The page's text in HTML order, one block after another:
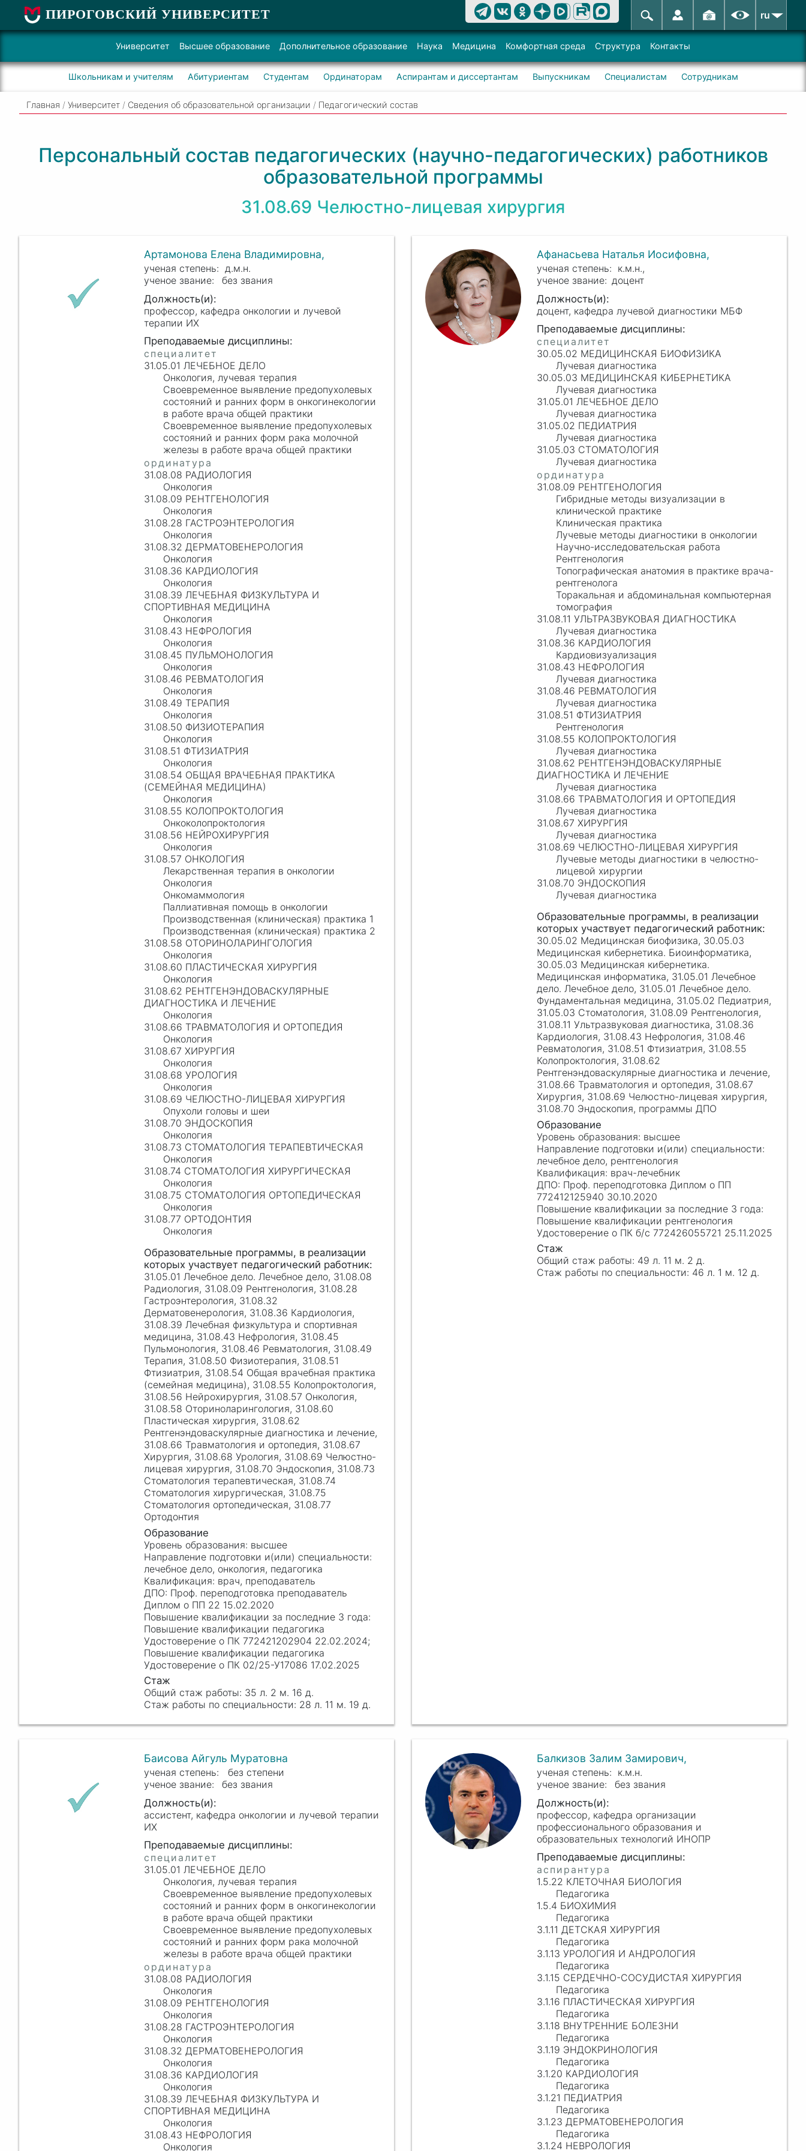
ПИРОГОВСКИЙ УНИВЕРСИТЕТ ru
Университет Высшее образование Дополнительное образование Наука Медицина Комфортная среда Структура Контакты
Школьникам и учителям Абитуриентам Студентам Ординаторам Аспирантам и диссертантам Выпускникам Специалистам Сотрудникам
Главная / Университет / Сведения об образовательной организации / Педагогический состав
Персональный состав педагогических (научно-педагогических) работников
образовательной программы
31.08.69 Челюстно-лицевая хирургия
Артамонова Елена Владимировна,
д.м.н.
без звания
профессор, кафедра онкологии и лучевой
терапии ИХ
31.05.01 ЛЕЧЕБНОЕ ДЕЛО
Онкология, лучевая терапия
Своевременное выявление предопухолевых
состояний и ранних форм в онкогинекологии
в работе врача общей практики
Своевременное выявление предопухолевых
состояний и ранних форм рака молочной
железы в работе врача общей практики
31.08.08 РАДИОЛОГИЯ
Онкология
31.08.09 РЕНТГЕНОЛОГИЯ
Онкология
31.08.28 ГАСТРОЭНТЕРОЛОГИЯ
Онкология
31.08.32 ДЕРМАТОВЕНЕРОЛОГИЯ
Онкология
31.08.36 КАРДИОЛОГИЯ
Онкология
31.08.39 ЛЕЧЕБНАЯ ФИЗКУЛЬТУРА И
СПОРТИВНАЯ МЕДИЦИНА
Онкология
31.08.43 НЕФРОЛОГИЯ
Онкология
31.08.45 ПУЛЬМОНОЛОГИЯ
Онкология
31.08.46 РЕВМАТОЛОГИЯ
Онкология
31.08.49 ТЕРАПИЯ
Онкология
31.08.50 ФИЗИОТЕРАПИЯ
Онкология
31.08.51 ФТИЗИАТРИЯ
Онкология
31.08.54 ОБЩАЯ ВРАЧЕБНАЯ ПРАКТИКА
(СЕМЕЙНАЯ МЕДИЦИНА)
Онкология
31.08.55 КОЛОПРОКТОЛОГИЯ
Онкоколопроктология
31.08.56 НЕЙРОХИРУРГИЯ
Онкология
31.08.57 ОНКОЛОГИЯ
Лекарственная терапия в онкологии
Онкология
Онкомаммология
Паллиативная помощь в онкологии
Производственная (клиническая) практика 1
Производственная (клиническая) практика 2
31.08.58 ОТОРИНОЛАРИНГОЛОГИЯ
Онкология
31.08.60 ПЛАСТИЧЕСКАЯ ХИРУРГИЯ
Онкология
31.08.62 РЕНТГЕНЭНДОВАСКУЛЯРНЫЕ
ДИАГНОСТИКА И ЛЕЧЕНИЕ
Онкология
31.08.66 ТРАВМАТОЛОГИЯ И ОРТОПЕДИЯ
Онкология
31.08.67 ХИРУРГИЯ
Онкология
31.08.68 УРОЛОГИЯ
Онкология
31.08.69 ЧЕЛЮСТНО-ЛИЦЕВАЯ ХИРУРГИЯ
Опухоли головы и шеи
31.08.70 ЭНДОСКОПИЯ
Онкология
31.08.73 СТОМАТОЛОГИЯ ТЕРАПЕВТИЧЕСКАЯ
Онкология
31.08.74 СТОМАТОЛОГИЯ ХИРУРГИЧЕСКАЯ
Онкология
31.08.75 СТОМАТОЛОГИЯ ОРТОПЕДИЧЕСКАЯ
Онкология
31.08.77 ОРТОДОНТИЯ
Онкология
31.05.01 Лечебное дело. Лечебное дело, 31.08.08
Радиология, 31.08.09 Рентгенология, 31.08.28
Гастроэнтерология, 31.08.32
Дерматовенерология, 31.08.36 Кардиология,
31.08.39 Лечебная физкультура и спортивная
медицина, 31.08.43 Нефрология, 31.08.45
Пульмонология, 31.08.46 Ревматология, 31.08.49
Терапия, 31.08.50 Физиотерапия, 31.08.51
Фтизиатрия, 31.08.54 Общая врачебная практика
(семейная медицина), 31.08.55 Колопроктология,
31.08.56 Нейрохирургия, 31.08.57 Онкология,
31.08.58 Оториноларингология, 31.08.60
Пластическая хирургия, 31.08.62
Рентгенэндоваскулярные диагностика и лечение,
31.08.66 Травматология и ортопедия, 31.08.67
Хирургия, 31.08.68 Урология, 31.08.69 Челюстно-
лицевая хирургия, 31.08.70 Эндоскопия, 31.08.73
Стоматология терапевтическая, 31.08.74
Стоматология хирургическая, 31.08.75
Стоматология ортопедическая, 31.08.77
Ортодонтия
высшее
лечебное дело, онкология, педагогика
врач, преподаватель
Проф. переподготовка преподаватель
Диплом о ПП 22 15.02.2020
Повышение квалификации педагогика
Удостоверение о ПК 772421202904 22.02.2024;
Повышение квалификации педагогика
Удостоверение о ПК 02/25-У17086 17.02.2025
35 л. 2 м. 16 д.
28 л. 11 м. 19 д.
Афанасьева Наталья Иосифовна,
к.м.н.,
доцент
доцент, кафедра лучевой диагностики МБФ
30.05.02 МЕДИЦИНСКАЯ БИОФИЗИКА
Лучевая диагностика
30.05.03 МЕДИЦИНСКАЯ КИБЕРНЕТИКА
Лучевая диагностика
31.05.01 ЛЕЧЕБНОЕ ДЕЛО
Лучевая диагностика
31.05.02 ПЕДИАТРИЯ
Лучевая диагностика
31.05.03 СТОМАТОЛОГИЯ
Лучевая диагностика
31.08.09 РЕНТГЕНОЛОГИЯ
Гибридные методы визуализации в
клинической практике
Клиническая практика
Лучевые методы диагностики в онкологии
Научно-исследовательская работа
Рентгенология
Топографическая анатомия в практике врача-
рентгенолога
Торакальная и абдоминальная компьютерная
томография
31.08.11 УЛЬТРАЗВУКОВАЯ ДИАГНОСТИКА
Лучевая диагностика
31.08.36 КАРДИОЛОГИЯ
Кардиовизуализация
31.08.43 НЕФРОЛОГИЯ
Лучевая диагностика
31.08.46 РЕВМАТОЛОГИЯ
Лучевая диагностика
31.08.51 ФТИЗИАТРИЯ
Рентгенология
31.08.55 КОЛОПРОКТОЛОГИЯ
Лучевая диагностика
31.08.62 РЕНТГЕНЭНДОВАСКУЛЯРНЫЕ
ДИАГНОСТИКА И ЛЕЧЕНИЕ
Лучевая диагностика
31.08.66 ТРАВМАТОЛОГИЯ И ОРТОПЕДИЯ
Лучевая диагностика
31.08.67 ХИРУРГИЯ
Лучевая диагностика
31.08.69 ЧЕЛЮСТНО-ЛИЦЕВАЯ ХИРУРГИЯ
Лучевые методы диагностики в челюстно-
лицевой хирургии
31.08.70 ЭНДОСКОПИЯ
Лучевая диагностика
30.05.02 Медицинская биофизика, 30.05.03
Медицинская кибернетика. Биоинформатика,
30.05.03 Медицинская кибернетика.
Медицинская информатика, 31.05.01 Лечебное
дело. Лечебное дело, 31.05.01 Лечебное дело.
Фундаментальная медицина, 31.05.02 Педиатрия,
31.05.03 Стоматология, 31.08.09 Рентгенология,
31.08.11 Ультразвуковая диагностика, 31.08.36
Кардиология, 31.08.43 Нефрология, 31.08.46
Ревматология, 31.08.51 Фтизиатрия, 31.08.55
Колопроктология, 31.08.62
Рентгенэндоваскулярные диагностика и лечение,
31.08.66 Травматология и ортопедия, 31.08.67
Хирургия, 31.08.69 Челюстно-лицевая хирургия,
31.08.70 Эндоскопия, программы ДПО
высшее
лечебное дело, рентгенология
врач-лечебник
Проф. переподготовка Диплом о ПП
772412125940 30.10.2020
Повышение квалификации рентгенология
Удостоверение о ПК б/с 772426055721 25.11.2025
49 л. 11 м. 2 д.
46 л. 1 м. 12 д.
Баисова Айгуль Муратовна
без степени
без звания
ассистент, кафедра онкологии и лучевой терапии
ИХ
31.05.01 ЛЕЧЕБНОЕ ДЕЛО
Онкология, лучевая терапия
Своевременное выявление предопухолевых
состояний и ранних форм в онкогинекологии
в работе врача общей практики
Своевременное выявление предопухолевых
состояний и ранних форм рака молочной
железы в работе врача общей практики
31.08.08 РАДИОЛОГИЯ
Онкология
31.08.09 РЕНТГЕНОЛОГИЯ
Онкология
31.08.28 ГАСТРОЭНТЕРОЛОГИЯ
Онкология
31.08.32 ДЕРМАТОВЕНЕРОЛОГИЯ
Онкология
31.08.36 КАРДИОЛОГИЯ
Онкология
31.08.39 ЛЕЧЕБНАЯ ФИЗКУЛЬТУРА И
СПОРТИВНАЯ МЕДИЦИНА
Онкология
31.08.43 НЕФРОЛОГИЯ
Онкология
Балкизов Залим Замирович,
к.м.н.
без звания
профессор, кафедра организации
профессионального образования и
образовательных технологий ИНОПР
1.5.22 КЛЕТОЧНАЯ БИОЛОГИЯ
Педагогика
1.5.4 БИОХИМИЯ
Педагогика
3.1.11 ДЕТСКАЯ ХИРУРГИЯ
Педагогика
3.1.13 УРОЛОГИЯ И АНДРОЛОГИЯ
Педагогика
3.1.15 СЕРДЕЧНО-СОСУДИСТАЯ ХИРУРГИЯ
Педагогика
3.1.16 ПЛАСТИЧЕСКАЯ ХИРУРГИЯ
Педагогика
3.1.18 ВНУТРЕННИЕ БОЛЕЗНИ
Педагогика
3.1.19 ЭНДОКРИНОЛОГИЯ
Педагогика
3.1.20 КАРДИОЛОГИЯ
Педагогика
3.1.21 ПЕДИАТРИЯ
Педагогика
3.1.23 ДЕРМАТОВЕНЕРОЛОГИЯ
Педагогика
3.1.24 НЕВРОЛОГИЯ